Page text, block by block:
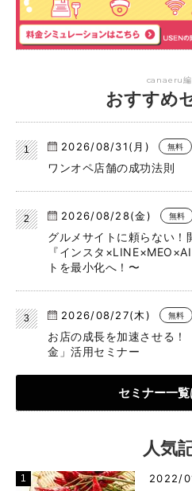
canaeru編
おすすめ
2026/08/31(月) 無料
ワンオペ店舗の成功法則
2026/08/28(金) 無料
グルメサイトに頼らない！
『インスタ
トを最小化へ！〜
2026/08/27(木) 無料
お店の成長を加速させる！
金」活用セミナー
セミナー一
人気
2022/